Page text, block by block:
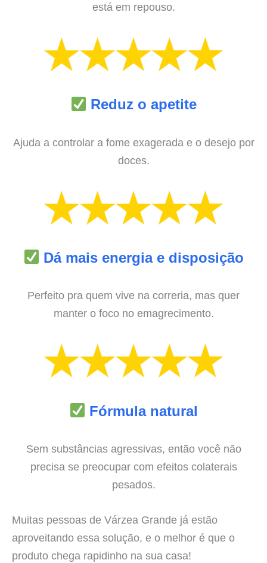
está em repouso.
Reduz o apetite
Ajuda a controlar a fome exagerada e o desejo por
doces.
Dá mais energia e disposição
Perfeito pra quem vive na correria, mas quer
manter o foco no emagrecimento.
Fórmula natural
Sem substâncias agressivas, então você não
precisa se preocupar com efeitos colaterais
pesados.
Muitas pessoas de Várzea Grande já estão
aproveitando essa solução, e o melhor é que o
produto chega rapidinho na sua casa!